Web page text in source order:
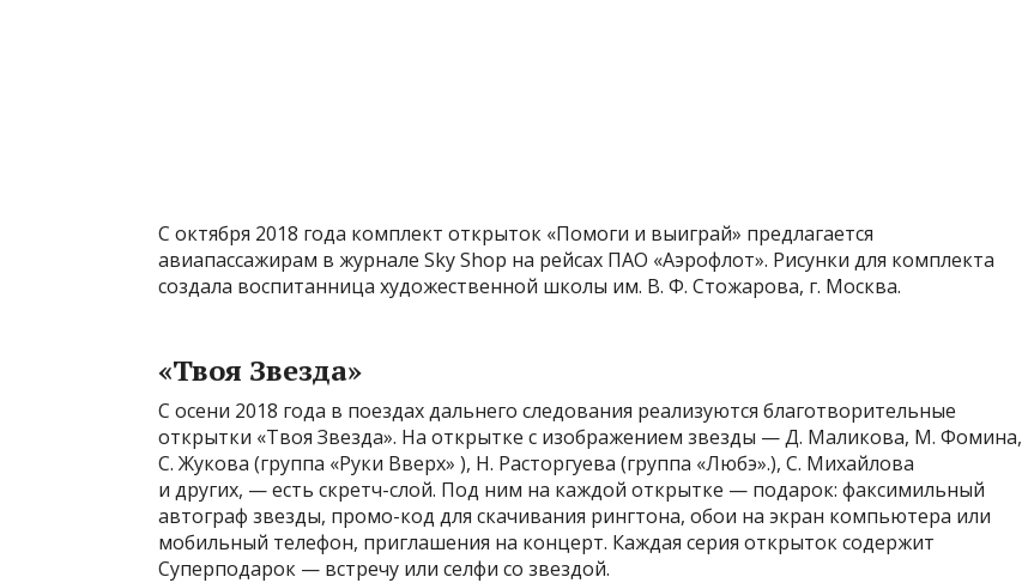
С октября 2018 года комплект открыток «Помоги и выиграй» предлагается
авиапассажирам в журнале Sky Shop на рейсах ПАО «Аэрофлот». Рисунки для комплекта
создала воспитанница художественной школы им. В. Ф. Стожарова, г. Москва.
«Твоя Звезда»
С осени 2018 года в поездах дальнего следования реализуются благотворительные
открытки «Твоя Звезда». На открытке с изображением звезды — Д. Маликова, М. Фомина,
С. Жукова (группа «Руки Вверх» ), Н. Расторгуева (группа «Любэ».), С. Михайлова
и других, — есть скретч-слой. Под ним на каждой открытке — подарок: факсимильный
автограф звезды, промо-код для скачивания рингтона, обои на экран компьютера или
мобильный телефон, приглашения на концерт. Каждая серия открыток содержит
Суперподарок — встречу или селфи со звездой.